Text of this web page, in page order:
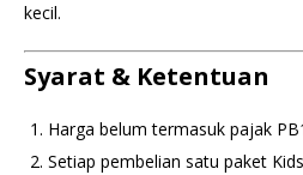
kecil.
Syarat & Ketentuan
Harga belum termasuk pajak
Setiap pembelian satu paket